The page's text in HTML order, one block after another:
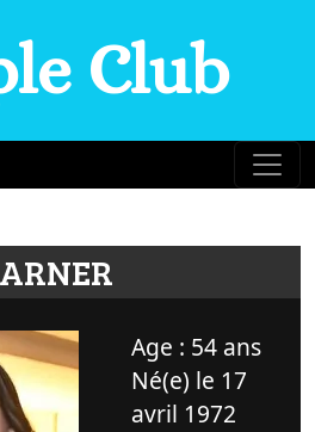
Club
Age : 54 ans
Né(e) le 17
avril 1972